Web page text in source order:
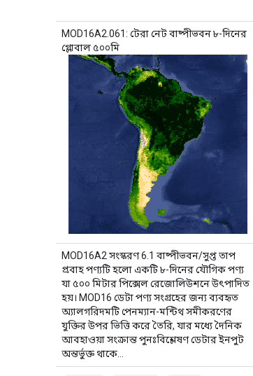
MOD16A2.061: টেরা নেট বাষ্পীভবন ৮-দিনের
গ্লোবাল ৫০০মি
MOD16A2 সংস্করণ 6.1 বাষ্পীভবন/সুপ্ত তাপ
প্রবাহ পণ্যটি হলো একটি ৮-দিনের যৌগিক পণ্য
যা ৫০০ মিটার পিক্সেল রেজোলিউশনে উৎপাদিত
হয়। MOD16 ডেটা পণ্য সংগ্রহের জন্য ব্যবহৃত
অ্যালগরিদমটি পেনম্যান-মন্টিথ সমীকরণের
যুক্তির উপর ভিত্তি করে তৈরি, যার মধ্যে দৈনিক
আবহাওয়া সংক্রান্ত পুনঃবিশ্লেষণ ডেটার ইনপুট
অন্তর্ভুক্ত থাকে…